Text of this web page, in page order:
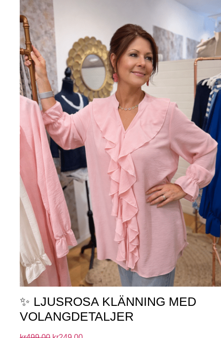
✨ LJUSROSA KLÄNNING MED
VOLANGDETALJER